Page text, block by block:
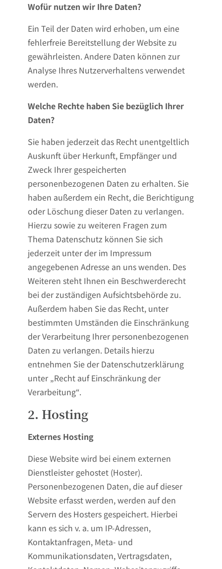
Wofür nutzen wir Ihre Daten?
Ein Teil der Daten wird erhoben, um eine
fehlerfreie Bereitstellung der Website zu
gewährleisten. Andere Daten können zur
Analyse Ihres Nutzerverhaltens verwendet
werden.
Welche Rechte haben Sie bezüglich Ihrer
Daten?
Sie haben jederzeit das Recht unentgeltlich
Auskunft über Herkunft, Empfänger und
Zweck Ihrer gespeicherten
personenbezogenen Daten zu erhalten. Sie
haben außerdem ein Recht, die Berichtigung
oder Löschung dieser Daten zu verlangen.
Hierzu sowie zu weiteren Fragen zum
Thema Datenschutz können Sie sich
jederzeit unter der im Impressum
angegebenen Adresse an uns wenden. Des
Weiteren steht Ihnen ein Beschwerderecht
bei der zuständigen Aufsichtsbehörde zu.
Außerdem haben Sie das Recht, unter
bestimmten Umständen die Einschränkung
der Verarbeitung Ihrer personenbezogenen
Daten zu verlangen. Details hierzu
entnehmen Sie der Datenschutzerklärung
unter „Recht auf Einschränkung der
Verarbeitung“.
2. Hosting
Externes Hosting
Diese Website wird bei einem externen
Dienstleister gehostet (Hoster).
Personenbezogenen Daten, die auf dieser
Website erfasst werden, werden auf den
Servern des Hosters gespeichert. Hierbei
kann es sich v. a. um IP-Adressen,
Kontaktanfragen, Meta- und
Kommunikationsdaten, Vertragsdaten,